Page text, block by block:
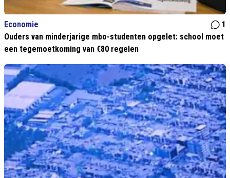
Economie
1
Ouders van minderjarige mbo-studenten opgelet: school moet
een tegemoetkoming van €80 regelen